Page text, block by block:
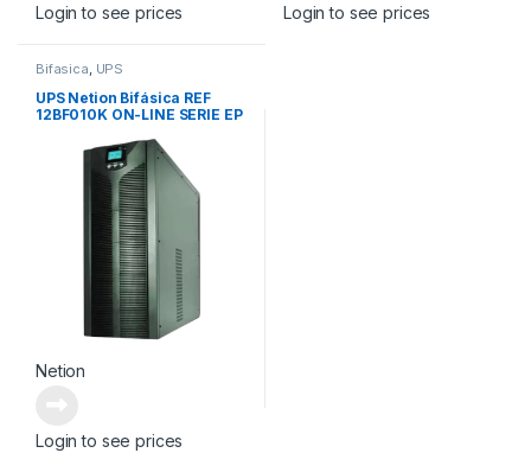
Login to see prices Login to see prices
Bifasica UPS
UPS Netion Bifásica REF
12BF010K ON-LINE SERIE EP
Netion
Login to see prices